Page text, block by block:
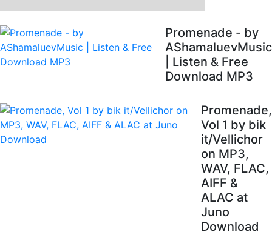
Promenade - by
AShamaluevMusic
| Listen & Free
Download MP3
Promenade,
Vol 1 by bik
it/Vellichor
on MP3,
WAV, FLAC,
AIFF &
ALAC at
Juno
Download